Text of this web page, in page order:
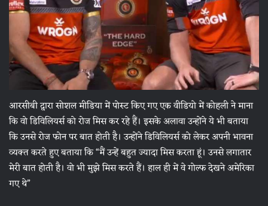
आरसीबी द्वारा सोशल मीडिया में पोस्ट किए गए एक वीडियो में कोहली ने माना
कि वो डिविलियर्स को रोज मिस कर रहे हैं। इसके अलावा उन्होंने ये भी बताया
कि उनसे रोज फोन पर बात होती है। उन्होंने डिविलियर्स को लेकर अपनी भावना
व्यक्त करते हुए बताया कि “मैं उन्हें बहुत ज्यादा मिस करता हूं। उनसे लगातार
मेरी बात होती है। वो भी मुझे मिस करते हैं। हाल ही में वे गोल्फ देखने अमेरिका
गए थे”